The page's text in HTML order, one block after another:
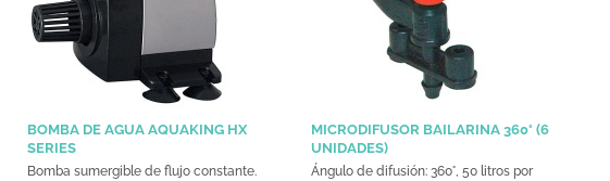
BOMBA DE AGUA AQUAKING HX
SERIES
Bomba sumergible de flujo constante.
MICRODIFUSOR BAILARINA 360° (6
UNIDADES)
Ángulo de difusión: 360°, 50 litros por